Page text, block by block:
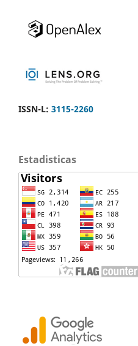
ISSN-L: 3115-2260
Estadisticas